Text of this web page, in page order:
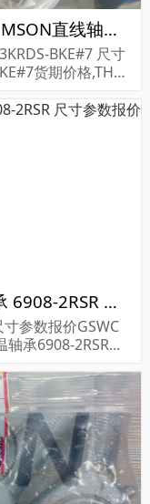
103KRDS-BKE#7轴承参数,THOMSON直线轴承103KRDS-BKE#7重量
BKE#7 尺寸
货期价格,THO
德国GSWC轴承 6908-2RSR 轴承 6908-2RSR 尺寸参数报价
寸参数报价GSWC
轴承6908-2RSR...